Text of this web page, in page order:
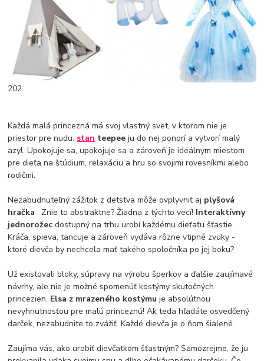
202
Každá malá princezná má svoj vlastný svet, v ktorom nie je
priestor pre nudu. stan teepeeju do nej ponorí a vytvorí malý
azyl. Upokojuje sa, upokojuje sa a zároveň je ideálnym miestom
pre dieťa na štúdium, relaxáciu a hru so svojimi rovesníkmi alebo
rodičmi.
Nezabudnuteľný zážitok z detstva môže ovplyvniť aj plyšová
hračka. Znie to abstraktne? Žiadna z týchto vecí! Interaktívny
jednorožecdostupný na trhu urobí každému dieťaťu šťastie.
Kráča, spieva, tancuje a zároveň vydáva rôzne vtipné zvuky -
ktoré dievča by nechcela mať takého spoločníka po jej boku?
Už existovali bloky, súpravy na výrobu šperkov a ďalšie zaujímavé
návrhy, ale nie je možné spomenúť kostýmy skutočných
princezien. Elsa z mrazeného kostýmuje absolútnou
nevyhnutnosťou pre malú princeznú! Ak teda hľadáte osvedčený
darček, nezabudnite to zvážiť. Každé dievča je o ňom šialené.
Zaujíma vás, ako urobiť dievčatkom šťastným? Samozrejme, že ju